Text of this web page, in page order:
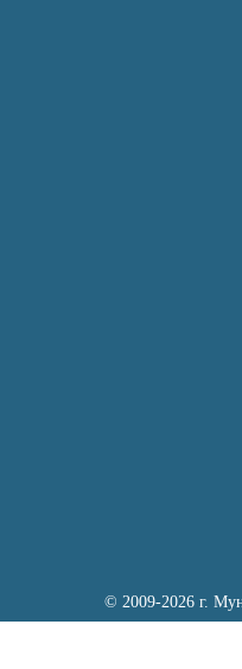
© 2009-2026 г.